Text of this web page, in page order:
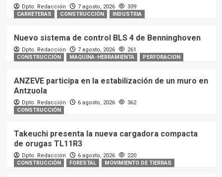
Dpto. Redacción 7 agosto, 2026
339
CARRETERAS
CONSTRUCCIÓN INDUSTRIA
Nuevo sistema de control BLS 4 de Benninghoven
Dpto. Redacción 7 agosto, 2026
261
CONSTRUCCIÓN
MAQUINA-HERRAMIENTA PERFORACION
ANZEVE participa en la estabilización de un muro en
Antzuola
Dpto. Redacción 6 agosto, 2026
362
CONSTRUCCIÓN
Takeuchi presenta la nueva cargadora compacta
de orugas TL11R3
Dpto. Redacción 6 agosto, 2026
220
CONSTRUCCIÓN
FORESTAL MOVIMIENTO DE TIERRAS